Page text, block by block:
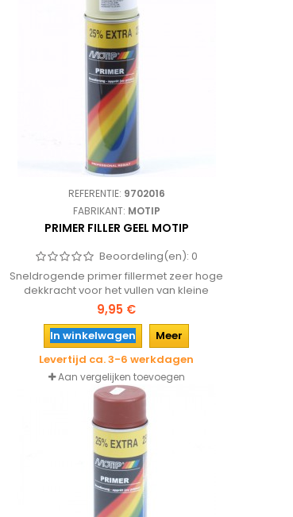
REFERENTIE: 9702016
FABRIKANT: MOTIP
PRIMER FILLER GEEL MOTIP
Beoordeling(en): 0
Sneldrogende primer fillermet zeer hoge
dekkracht voor het vullen van kleine
oneffenheden in behandelde on
onbehandelde ondergronden. Primer
filler is goed schuurbaar, zowel nat als
droog (vanaf korrel 400) en
overspuitbaar met alle laksystemen.
9,95 €
In winkelwagen
Meer
Levertijd ca. 3-6 werkdagen
Aan vergelijken toevoegen